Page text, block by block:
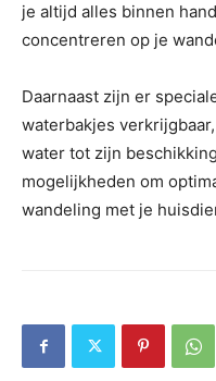
je altijd alles binnen
concentreren op je
Daarnaast zijn er
waterbakjes
water tot zijn
mogelijkheden om
wandeling met je